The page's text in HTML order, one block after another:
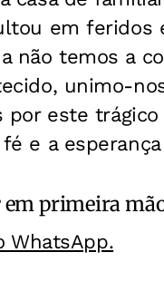
em feridos
não temos a
unimo-
por este
e a
em primeira
WhatsApp.